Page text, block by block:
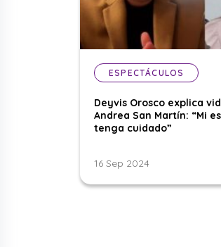
ESPECTÁCULOS
Deyvis Orosco explica
Andrea San Martín: “Mi
tenga cuidado”
16 Sep 2024